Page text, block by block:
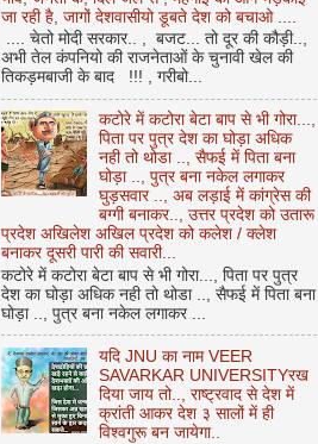
जा रही है, जागों देशवासीयो डूबते देश को बचाओ ....
.... चेतो मोदी सरकार.. , बजट... तो दूर की कौड़ी..,
अभी तेल कंपनियो की राजनेताओं के चुनावी खेल की
तिकड़मबाजी के बाद !!! , गरीबो...
कटोरे में कटोरा बेटा बाप से भी गोरा...,
पिता पर पुत्र देश का घोड़ा अधिक
नही तो थोडा .., सैफई में पिता बना
घोड़ा .., पुत्र बना नकेल लगाकर
घुड़सवार .., अब लड़ाई में कांग्रेस की
बग्गी बनाकर.., उत्तर प्रदेश को उतारू
प्रदेश अखिलेश अखिल प्रदेश को कलेश / क्लेश
बनाकर दूसरी पारी की सवारी...
कटोरे में कटोरा बेटा बाप से भी गोरा..., पिता पर पुत्र
देश का घोड़ा अधिक नही तो थोडा .., सैफई में पिता बना
घोड़ा .., पुत्र बना नकेल लगाकर ...
यदि JNU का नाम VEER
SAVARKAR UNIVERSITYरख
दिया जाय तो.., राष्ट्रवाद से देश में
क्रांती आकर देश ३ सालों में ही
विश्वगुरू बन जायेगा..